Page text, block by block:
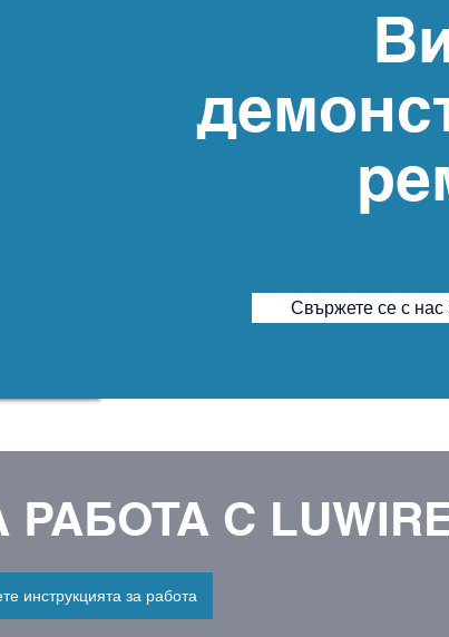
Свържете се с нас
С
инструкцията за работа